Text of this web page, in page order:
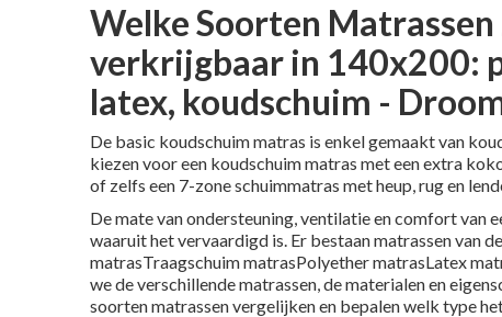
Welke Soorten
verkrijgbaar in 140x200:
latex, koudschuim -
De basic koudschuim matras is enkel gemaakt van
kiezen voor een koudschuim matras met een extra
of zelfs een 7-zone schuimmatras met heup, rug en
De mate van ondersteuning, ventilatie en comfort van
waaruit het vervaardigd is. Er bestaan matrassen van
matrasTraagschuim matrasPolyether matrasLatex
we de verschillende matrassen, de materialen en
soorten matrassen vergelijken en bepalen welk type